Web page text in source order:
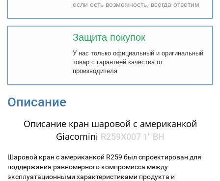
если есть возможность, всегда ответим
Защита покупок
У нас только официальный и оригинальный
товар с гарантией качества от
производителя
Описание
Описание кран шаровой с американкой
Giacomini R259X007 1" ВН
Шаровой кран с американкой R259 был спроектирован для
поддержания равномерного компромисса между
эксплуатационными характеристиками продукта и